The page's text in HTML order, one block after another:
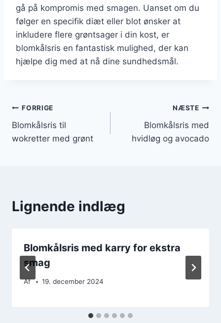
gå på kompromis med smagen. Uanset om du
følger en specifik diæt eller blot ønsker at
inkludere flere grøntsager i din kost, er
blomkålsris en fantastisk mulighed, der kan
hjælpe dig med at nå dine sundhedsmål.
Indlægsnavigation
FORRIGE
Blomkålsris til
wokretter med grønt
NÆSTE
Blomkålsris med
hvidløg og avocado
Lignende indlæg
Blomkålsris med karry for ekstra
smag
Af 19. december 2024